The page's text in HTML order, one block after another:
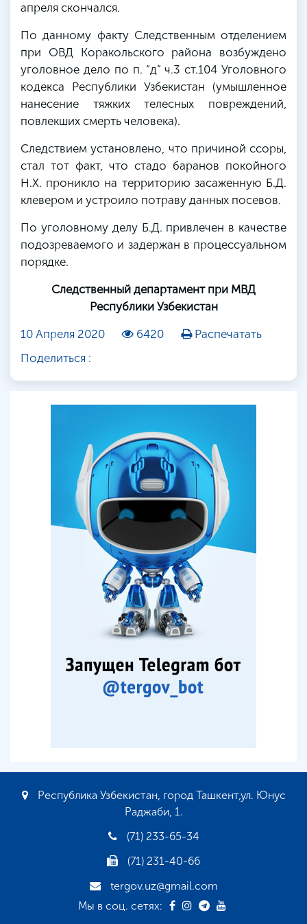
апреля скончался.
По данному факту Следственным отделением
при ОВД Коракольского района возбуждено
уголовное дело по п. “д” ч.3 ст.104 Уголовного
кодекса Республики Узбекистан (умышленное
нанесение тяжких телесных повреждений,
повлекших смерть человека).
Следствием установлено, что причиной ссоры,
стал тот факт, что стадо баранов покойного
Н.Х. проникло на территорию засаженную Б.Д.
клевером и устроило потраву данных посевов.
По уголовному делу Б.Д. привлечен в качестве
подозреваемого и задержан в процессуальном
порядке.
Следственный департамент при МВД
Республики Узбекистан
10 Апреля 2020
6420
Распечатать
Поделиться :
Республика Узбекистан, город Ташкент,ул. Юнус
Раджаби, 1.
(71) 233-65-34
(71) 231-40-66
tergov.uz@gmail.com
Мы в соц. сетях: